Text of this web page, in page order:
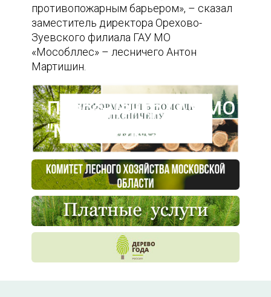
противопожарным барьером», – сказал
заместитель директора Орехово-
Зуевского филиала ГАУ МО
«Мособллес» – лесничего Антон
Мартишин.
Пресс-центр ГАУ МО
"Мособллес"